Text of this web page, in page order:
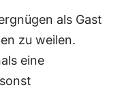
als Gast
zu weilen.
eine